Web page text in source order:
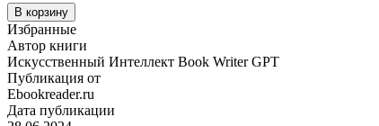
Количество
товара
Путешествие
по
Вселенной
В корзину
Избранные
Автор книги
Искусственный Интеллект Book Writer GPT
Публикация от
Ebookreader.ru
Дата публикации